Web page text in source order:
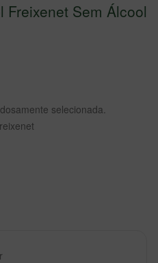
Freixenet Sem Álcool
selecionada.